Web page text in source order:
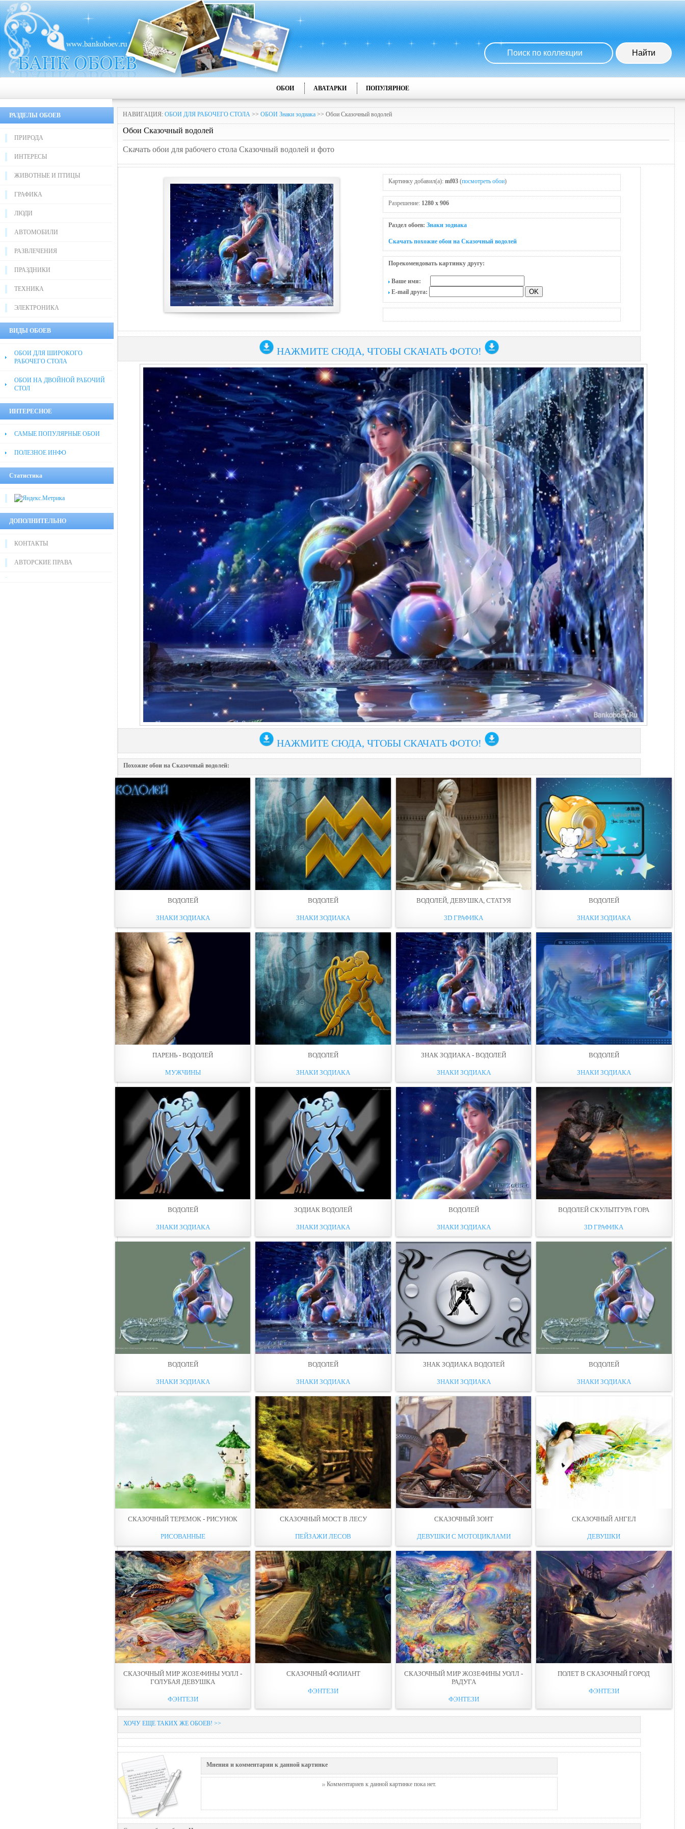
ОБОИ АВАТАРКИ ПОПУЛЯРНОЕ
РАЗДЕЛЫ ОБОЕВ
ПРИРОДА
ИНТЕРЕСЫ
ЖИВОТНЫЕ И ПТИЦЫ
ГРАФИКА
ЛЮДИ
АВТОМОБИЛИ
РАЗВЛЕЧЕНИЯ
ПРАЗДНИКИ
ТЕХНИКА
ЭЛЕКТРОНИКА
ВИДЫ ОБОЕВ
ОБОИ ДЛЯ ШИРОКОГО
РАБОЧЕГО СТОЛА
ОБОИ НА ДВОЙНОЙ РАБОЧИЙ
СТОЛ
ИНТЕРЕСНОЕ
САМЫЕ ПОПУЛЯРНЫЕ ОБОИ
ПОЛЕЗНОЕ ИНФО
Статистика
ДОПОЛНИТЕЛЬНО
КОНТАКТЫ
АВТОРСКИЕ ПРАВА
НАВИГАЦИЯ: ОБОИ ДЛЯ РАБОЧЕГО СТОЛА >> ОБОИ Знаки зодиака >> Обои Сказочный водолей
Обои Сказочный водолей
Скачать обои для рабочего стола Сказочный водолей и фото
Картинку добавил(а): mf03 (посмотреть обои)
Разрешение: 1280 x 906
Раздел обоев: Знаки зодиака
Скачать похожие обои на Сказочный водолей
Порекомендовать картинку другу:
Ваше имя:
E-mail друга:
НАЖМИТЕ СЮДА, ЧТОБЫ СКАЧАТЬ ФОТО!
НАЖМИТЕ СЮДА, ЧТОБЫ СКАЧАТЬ ФОТО!
Похожие обои на Сказочный водолей:
ВОДОЛЕЙ
ЗНАКИ ЗОДИАКА
ВОДОЛЕЙ
ЗНАКИ ЗОДИАКА
ВОДОЛЕЙ, ДЕВУШКА, СТАТУЯ
3D ГРАФИКА
ВОДОЛЕЙ
ЗНАКИ ЗОДИАКА
ПАРЕНЬ - ВОДОЛЕЙ
МУЖЧИНЫ
ВОДОЛЕЙ
ЗНАКИ ЗОДИАКА
ЗНАК ЗОДИАКА - ВОДОЛЕЙ
ЗНАКИ ЗОДИАКА
ВОДОЛЕЙ
ЗНАКИ ЗОДИАКА
ВОДОЛЕЙ
ЗНАКИ ЗОДИАКА
ЗОДИАК ВОДОЛЕЙ
ЗНАКИ ЗОДИАКА
ВОДОЛЕЙ
ЗНАКИ ЗОДИАКА
ВОДОЛЕЙ СКУЛЬПТУРА ГОРА
3D ГРАФИКА
ВОДОЛЕЙ
ЗНАКИ ЗОДИАКА
ВОДОЛЕЙ
ЗНАКИ ЗОДИАКА
ЗНАК ЗОДИАКА ВОДОЛЕЙ
ЗНАКИ ЗОДИАКА
ВОДОЛЕЙ
ЗНАКИ ЗОДИАКА
СКАЗОЧНЫЙ ТЕРЕМОК - РИСУНОК
РИСОВАННЫЕ
СКАЗОЧНЫЙ МОСТ В ЛЕСУ
ПЕЙЗАЖИ ЛЕСОВ
СКАЗОЧНЫЙ ЗОНТ
ДЕВУШКИ С МОТОЦИКЛАМИ
СКАЗОЧНЫЙ АНГЕЛ
ДЕВУШКИ
СКАЗОЧНЫЙ МИР ЖОЗЕФИНЫ УОЛЛ -
ГОЛУБАЯ ДЕВУШКА
ФЭНТЕЗИ
СКАЗОЧНЫЙ ФОЛИАНТ
ФЭНТЕЗИ
СКАЗОЧНЫЙ МИР ЖОЗЕФИНЫ УОЛЛ -
РАДУГА
ФЭНТЕЗИ
ПОЛЕТ В СКАЗОЧНЫЙ ГОРОД
ФЭНТЕЗИ
ХОЧУ ЕЩЕ ТАКИХ ЖЕ ОБОЕВ! >>
Мнения и комментарии к данной картинке
Комментариев к данной картинке пока нет.